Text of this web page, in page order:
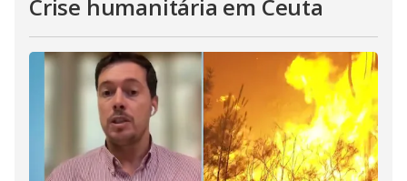
Crise humanitária em Ceuta